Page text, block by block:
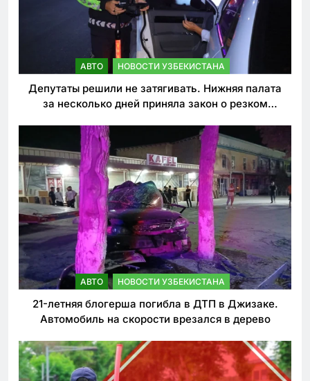
АВТО НОВОСТИ УЗБЕКИСТАНА
Депутаты решили не затягивать. Нижняя палата
за несколько дней приняла закон о резком
АВТО НОВОСТИ УЗБЕКИСТАНА
21-летняя блогерша погибла в ДТП в Джизаке.
Автомобиль на скорости врезался в дерево